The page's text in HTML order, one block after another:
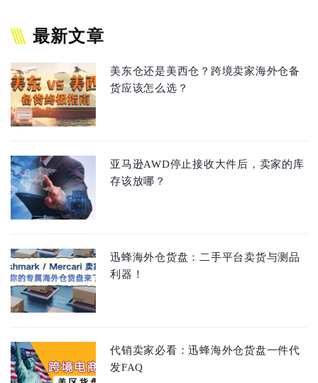
最新文章
美东仓还是美西仓？跨境卖家海外仓备
货应该怎么选？
亚马逊AWD停止接收大件后，卖家的库
存该放哪？
迅蜂海外仓货盘：二手平台卖货与测品
利器！
代销卖家必看：迅蜂海外仓货盘一件代
发FAQ